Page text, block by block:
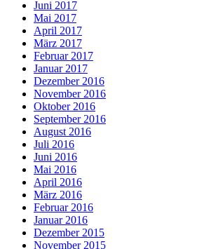
Juni 2017
Mai 2017
April 2017
März 2017
Februar 2017
Januar 2017
Dezember 2016
November 2016
Oktober 2016
September 2016
August 2016
Juli 2016
Juni 2016
Mai 2016
April 2016
März 2016
Februar 2016
Januar 2016
Dezember 2015
November 2015